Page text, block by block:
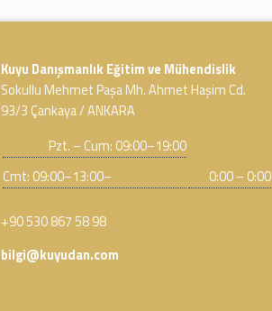
Address:
Kuyu Danışmanlık Eğitim ve Mühendislik
Sokullu Mehmet Paşa Mh. Ahmet Haşim Cd.
93/3 Çankaya / ANKARA
Pzt. – Cum: 09:00–19:00
Cmt: 09:00–13:00–
0:00 – 0:00
Phone number:
+90 530 867 58 98
Email address:
bilgi@kuyudan.com